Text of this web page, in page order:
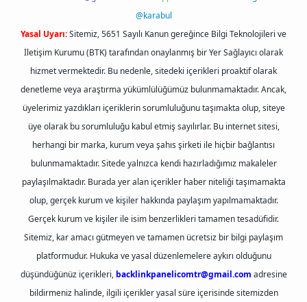
@karabul
Yasal Uyarı:Sitemiz, 5651 Sayılı Kanun gereğince Bilgi Teknolojileri ve
İletişim Kurumu (BTK) tarafından onaylanmış bir Yer Sağlayıcı olarak
hizmet vermektedir. Bu nedenle, sitedeki içerikleri proaktif olarak
denetleme veya araştırma yükümlülüğümüz bulunmamaktadır. Ancak,
üyelerimiz yazdıkları içeriklerin sorumluluğunu taşımakta olup, siteye
üye olarak bu sorumluluğu kabul etmiş sayılırlar. Bu internet sitesi,
herhangi bir marka, kurum veya şahıs şirketi ile hiçbir bağlantısı
bulunmamaktadır. Sitede yalnızca kendi hazırladığımız makaleler
paylaşılmaktadır. Burada yer alan içerikler haber niteliği taşımamakta
olup, gerçek kurum ve kişiler hakkında paylaşım yapılmamaktadır.
Gerçek kurum ve kişiler ile isim benzerlikleri tamamen tesadüfidir.
Sitemiz, kar amacı gütmeyen ve tamamen ücretsiz bir bilgi paylaşım
platformudur. Hukuka ve yasal düzenlemelere aykırı olduğunu
düşündüğünüz içerikleri, backlinkpanelicomtr@gmail.com adresine
bildirmeniz halinde, ilgili içerikler yasal süre içerisinde sitemizden